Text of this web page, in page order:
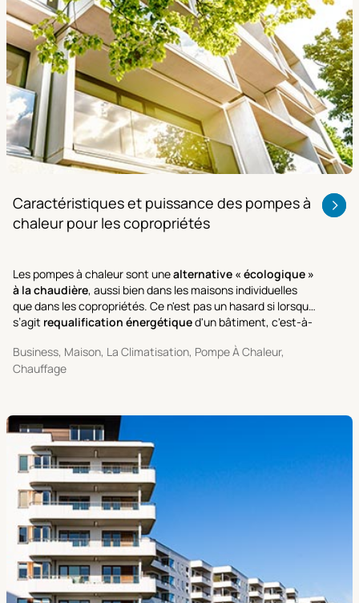
Caractéristiques et puissance des pompes à
chaleur pour les copropriétés
Les pompes à chaleur sont unealternative « écologique »
à la chaudière, aussi bien dans les maisons individuelles
que dans les copropriétés. Ce n'est pas un hasard si lorsqu’il
s’agit requalification énergétiqued'un bâtiment, c'est-à-
performances et à réduire les coûts énergétiques,
leremplacement de la chaudière par une pompe à
Business, Maison, La Climatisation, Pompe À Chaleur,
Chauffage